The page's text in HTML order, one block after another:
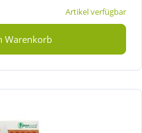
Artikel verfügbar
Warenkorb